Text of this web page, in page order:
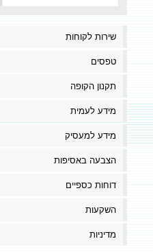
שירות לקוחות
טפסים
תקנון הקופה
מידע לעמית
מידע למעסיק
הצבעה באסיפות
דוחות כספיים
השקעות
מדיניות